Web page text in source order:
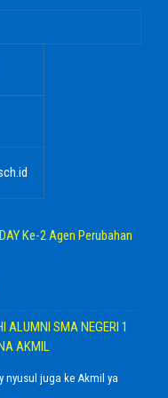
Ke-2 Agen Perubahan
ALUMNI SMA NEGERI 1
AKMIL
nyusul juga ke Akmil ya